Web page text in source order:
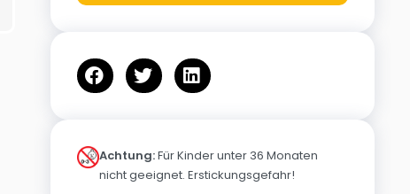
Achtung:Für Kinder unter 36 Monaten
nicht geeignet. Erstickungsgefahr!